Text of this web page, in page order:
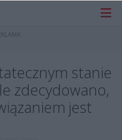
stanie
zdecydowano,
jest